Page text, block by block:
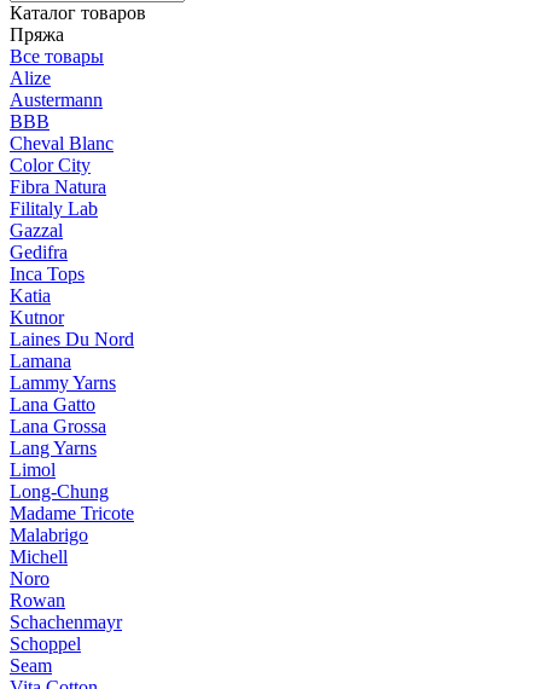
Каталог товаров
Пряжа
Все товары
Alize
Austermann
BBB
Cheval Blanc
Color City
Fibra Natura
Filitaly Lab
Gazzal
Gedifra
Inca Tops
Katia
Kutnor
Laines Du Nord
Lamana
Lammy Yarns
Lana Gatto
Lana Grossa
Lang Yarns
Limol
Long-Chung
Madame Tricote
Malabrigo
Michell
Noro
Rowan
Schachenmayr
Schoppel
Seam